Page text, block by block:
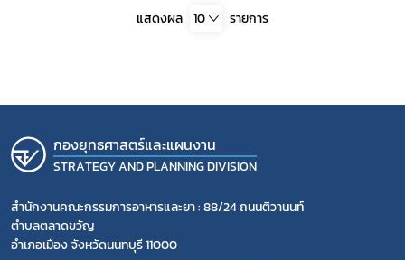
แสดงผล 10 รายการ
กองยุทธศาสตร์และแผนงาน
STRATEGY AND PLANNING DIVISION
สำนักงานคณะกรรมการอาหารและยา : 88/24 ถนนติวานนท์
ตำบลตลาดขวัญ
อำเภอเมือง จังหวัดนนทบุรี 11000